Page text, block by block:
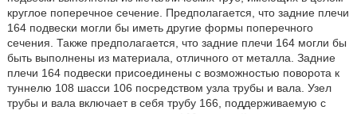
круглое поперечное сечение. Предполагается, что задние плечи
164 подвески могли бы иметь другие формы поперечного
сечения. Также предполагается, что задние плечи 164 могли бы
быть выполнены из материала, отличного от металла. Задние
плечи 164 подвески присоединены с возможностью поворота к
туннелю 108 шасси 106 посредством узла трубы и вала. Узел
трубы и вала включает в себя трубу 166, поддерживаемую с